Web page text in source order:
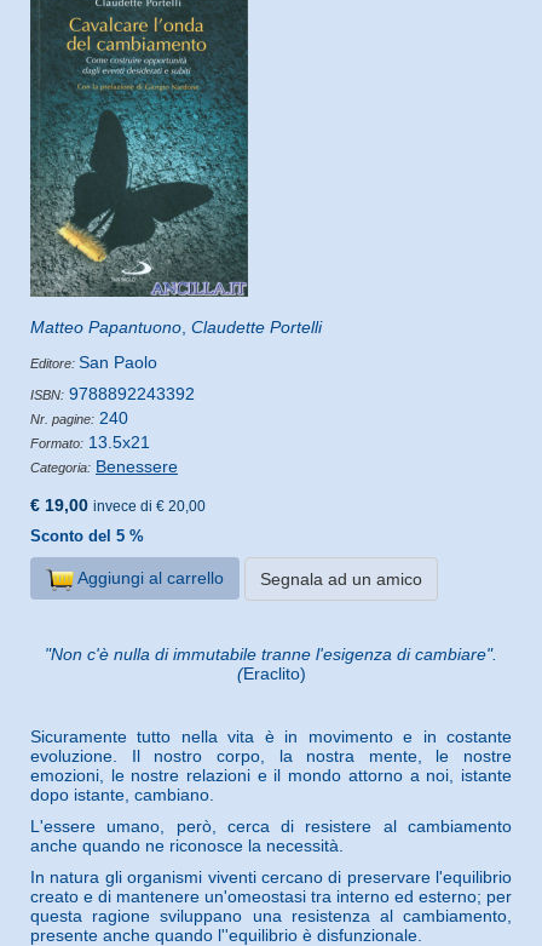
Matteo Papantuono Claudette Portelli
Editore: San Paolo
ISBN: 9788892243392
Nr. pagine: 240
Formato: 13.5x21
Categoria: Benessere
€ 19,00 invece di € 20,00
Sconto del 5 %
Aggiungi al carrello Segnala ad un amico
"Non c'è nulla di immutabile tranne l'esigenza di cambiare".
(Eraclito)
Sicuramente tutto nella vita è in movimento e in costante
evoluzione. Il nostro corpo, la nostra mente, le nostre
emozioni, le nostre relazioni e il mondo attorno a noi, istante
dopo istante, cambiano.
L'essere umano, però, cerca di resistere al cambiamento
anche quando ne riconosce la necessità.
In natura gli organismi viventi cercano di preservare l'equilibrio
creato e di mantenere un'omeostasi tra interno ed esterno; per
questa ragione sviluppano una resistenza al cambiamento,
presente anche quando l''equilibrio è disfunzionale.